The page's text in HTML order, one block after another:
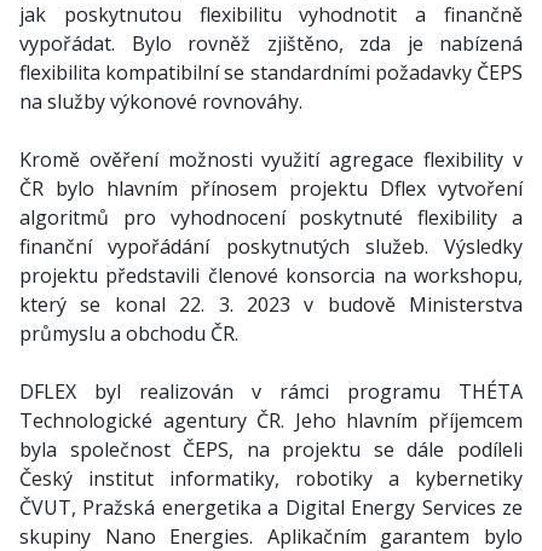
jak poskytnutou flexibilitu vyhodnotit a finančně
vypořádat. Bylo rovněž zjištěno, zda je nabízená
flexibilita kompatibilní se standardními požadavky ČEPS
na služby výkonové rovnováhy.
Kromě ověření možnosti využití agregace flexibility v
ČR bylo hlavním přínosem projektu Dflex vytvoření
algoritmů pro vyhodnocení poskytnuté flexibility a
finanční vypořádání poskytnutých služeb. Výsledky
projektu představili členové konsorcia na workshopu,
který se konal 22. 3. 2023 v budově Ministerstva
průmyslu a obchodu ČR.
DFLEX byl realizován
v rámci programu THÉTA
Technologické agentury ČR. Jeho hlavním příjemcem
byla společnost ČEPS, na projektu se dále podíleli
Český institut informatiky, robotiky a kybernetiky
ČVUT, Pražská energetika a Digital Energy Services ze
skupiny Nano Energies. Aplikačním garantem bylo